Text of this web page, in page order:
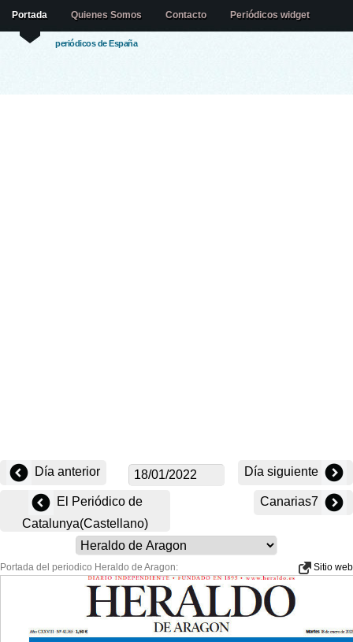
periódicos de España
Portada Quienes Somos Contacto Periódicos widget
Día anterior Día siguiente
El Periódico de
Catalunya(Castellano)
Canarias7
Portada del periodico Heraldo de Aragon: Sitio web